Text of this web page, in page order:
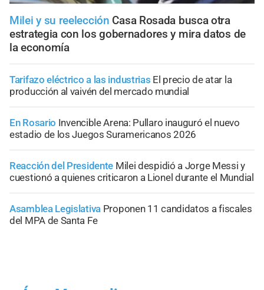
Milei y su reelección Casa Rosada busca otra
estrategia con los gobernadores y mira datos de
la economía
Tarifazo eléctrico a las industrias El precio de atar la
producción al vaivén del mercado mundial
En Rosario Invencible Arena: Pullaro inauguró el nuevo
estadio de los Juegos Suramericanos 2026
Reacción del Presidente Milei despidió a Jorge Messi y
cuestionó a quienes criticaron a Lionel durante el Mundial
Asamblea Legislativa Proponen 11 candidatos a fiscales
del MPA de Santa Fe